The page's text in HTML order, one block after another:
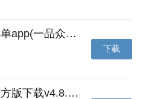
一品威客网接单app(一品众包)下载v2.7.1 安卓最新版
下载
诸葛找房网官方版下载v4.8.1.1 安卓最新版